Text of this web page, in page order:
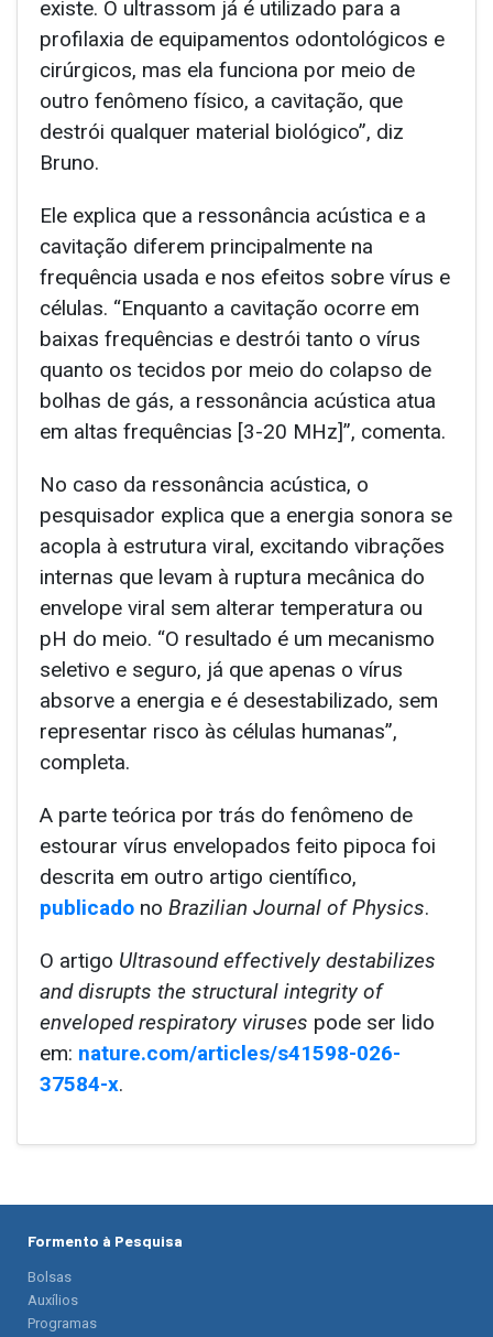
existe. O ultrassom já é utilizado para a
profilaxia de equipamentos odontológicos e
cirúrgicos, mas ela funciona por meio de
outro fenômeno físico, a cavitação, que
destrói qualquer material biológico”, diz
Bruno.
Ele explica que a ressonância acústica e a
cavitação diferem principalmente na
frequência usada e nos efeitos sobre vírus e
células. “Enquanto a cavitação ocorre em
baixas frequências e destrói tanto o vírus
quanto os tecidos por meio do colapso de
bolhas de gás, a ressonância acústica atua
em altas frequências [3-20 MHz]”, comenta.
No caso da ressonância acústica, o
pesquisador explica que a energia sonora se
acopla à estrutura viral, excitando vibrações
internas que levam à ruptura mecânica do
envelope viral sem alterar temperatura ou
pH do meio. “O resultado é um mecanismo
seletivo e seguro, já que apenas o vírus
absorve a energia e é desestabilizado, sem
representar risco às células humanas”,
completa.
A parte teórica por trás do fenômeno de
estourar vírus envelopados feito pipoca foi
descrita em outro artigo científico,
publicado no Brazilian Journal of Physics.
O artigo Ultrasound effectively destabilizes
and disrupts the structural integrity of
enveloped respiratory viruses pode ser lido
em: nature.com/articles/s41598-026-
37584-x.
Formento à Pesquisa
Bolsas
Auxílios
Programas